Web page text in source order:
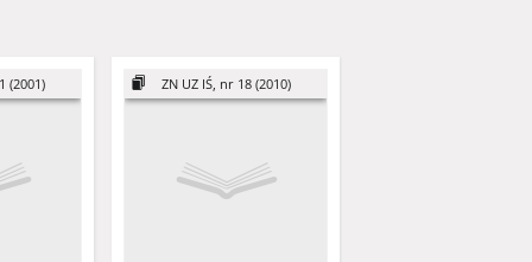
(2001) ZN UZ IŚ, nr 18 (2010)